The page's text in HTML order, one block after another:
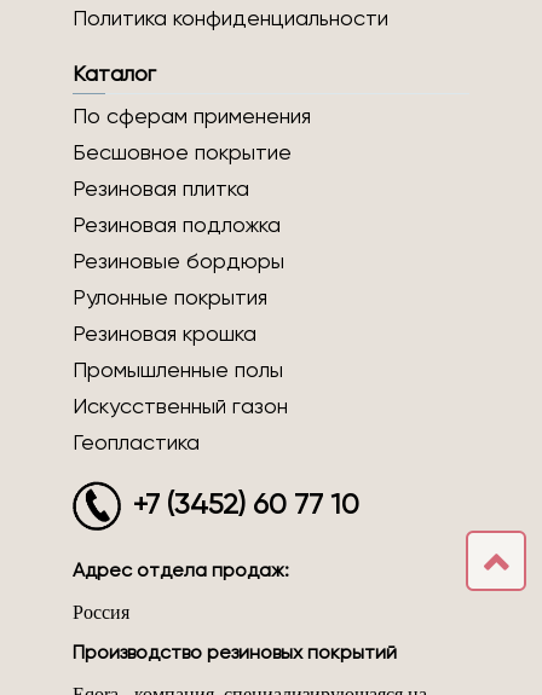
Политика конфиденциальности
Каталог
По сферам применения
Бесшовное покрытие
Резиновая плитка
Резиновая подложка
Резиновые бордюры
Рулонные покрытия
Резиновая крошка
Промышленные полы
Искусственный газон
Геопластика
+7 (3452) 60 77 10
Адрес отдела продаж:
Россия
Производство резиновых покрытий